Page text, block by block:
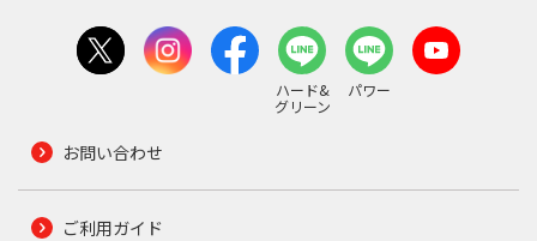
ハード&
グリーン
パワー
お問い合わせ
ご利用ガイド